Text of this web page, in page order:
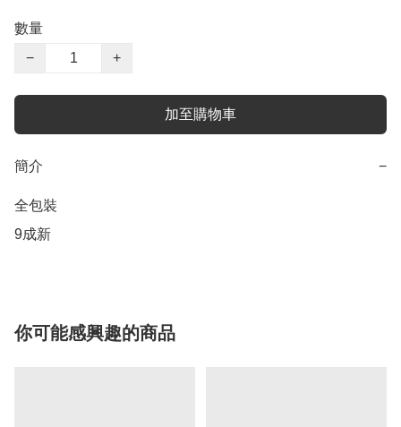
數量
−
+
加至購物車
簡介 −
全包裝
9成新
你可能感興趣的商品